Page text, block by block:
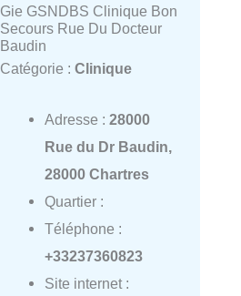
Gie GSNDBS Clinique Bon
Secours Rue Du Docteur
Baudin
Catégorie : Clinique
Adresse : 28000
Rue du Dr Baudin,
28000 Chartres
Quartier :
Téléphone :
+33237360823
Site internet :